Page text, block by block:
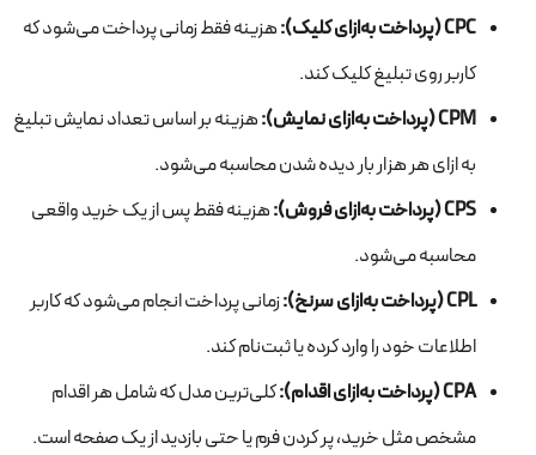
CPC (پرداخت به‌ازای کلیک):
هزینه فقط زمانی پرداخت می‌شود که
کاربر روی تبلیغ کلیک کند.
CPM (پرداخت به‌ازای نمایش):
هزینه بر اساس تعداد نمایش تبلیغ
به ازای هر هزار بار دیده شدن محاسبه می‌شود.
CPS (پرداخت به‌ازای فروش):
هزینه فقط پس از یک خرید واقعی
محاسبه می‌شود.
CPL (پرداخت به‌ازای سرنخ):
زمانی پرداخت انجام می‌شود که کاربر
اطلاعات خود را وارد کرده یا ثبت‌نام کند.
CPA (پرداخت به‌ازای اقدام):
کلی‌ترین مدل که شامل هر اقدام
مشخص مثل خرید، پر کردن فرم یا حتی بازدید از یک صفحه است.